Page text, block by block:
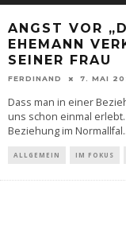
ANGST VOR
EHEMANN
SEINER FRAU
FERDINAND 7. MAI
Dass man in einer
uns schon einmal
Beziehung im Normallfal
ALLGEMEIN IM FOKUS